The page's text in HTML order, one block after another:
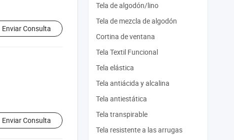
Enviar Consulta
Enviar Consulta
Tela de algodón/lino
Tela de mezcla de algodón
Cortina de ventana
Tela Textil Funcional
Tela elástica
Tela antiácida y alcalina
Tela antiestática
Tela transpirable
Tela resistente a las arrugas